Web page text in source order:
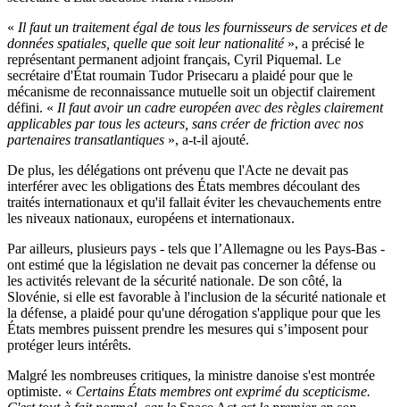
« Il faut un traitement égal de tous les fournisseurs de services et de
données spatiales, quelle que soit leur nationalité », a précisé le
représentant permanent adjoint français, Cyril Piquemal. Le
secrétaire d'État roumain Tudor Prisecaru a plaidé pour que le
mécanisme de reconnaissance mutuelle soit un objectif clairement
défini. « Il faut avoir un cadre européen avec des règles clairement
applicables par tous les acteurs, sans créer de friction avec nos
partenaires transatlantiques », a-t-il ajouté.
De plus, les délégations ont prévenu que l'Acte ne devait pas
interférer avec les obligations des États membres découlant des
traités internationaux et qu'il fallait éviter les chevauchements entre
les niveaux nationaux, européens et internationaux.
Par ailleurs, plusieurs pays - tels que l’Allemagne ou les Pays-Bas -
ont estimé que la législation ne devait pas concerner la défense ou
les activités relevant de la sécurité nationale. De son côté, la
Slovénie, si elle est favorable à l'inclusion de la sécurité nationale et
la défense, a plaidé pour qu'une dérogation s'applique pour que les
États membres puissent prendre les mesures qui s’imposent pour
protéger leurs intérêts.
Malgré les nombreuses critiques, la ministre danoise s'est montrée
optimiste. « Certains États membres ont exprimé du scepticisme.